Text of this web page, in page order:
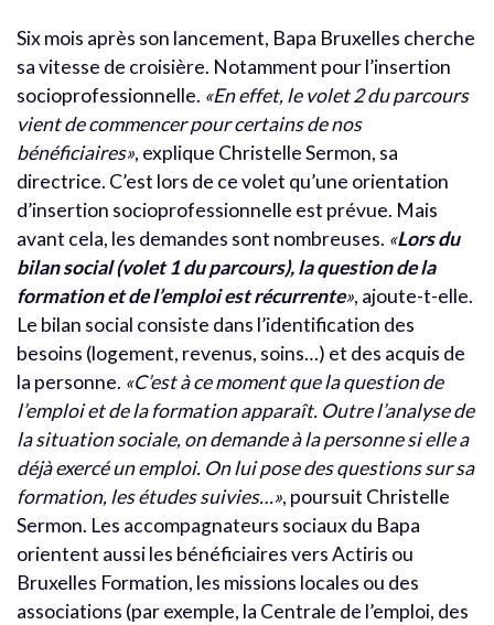
Six mois après son lancement, Bapa Bruxelles cherche
sa vitesse de croisière. Notamment pour l’insertion
socioprofessionnelle. «En effet, le volet 2 du parcours
vient de commencer pour certains de nos
bénéficiaires», explique Christelle Sermon, sa
directrice. C’est lors de ce volet qu’une orientation
d’insertion socioprofessionnelle est prévue. Mais
avant cela, les demandes sont nombreuses. «Lors du
bilan social (volet 1 du parcours), la question de la
formation et de l’emploi est récurrente», ajoute-t-elle.
Le bilan social consiste dans l’identification des
besoins (logement, revenus, soins…) et des acquis de
la personne. «C’est à ce moment que la question de
l’emploi et de la formation apparaît. Outre l’analyse de
la situation sociale, on demande à la personne si elle a
déjà exercé un emploi. On lui pose des questions sur sa
formation, les études suivies…», poursuit Christelle
Sermon. Les accompagnateurs sociaux du Bapa
orientent aussi les bénéficiaires vers Actiris ou
Bruxelles Formation, les missions locales ou des
associations (par exemple, la Centrale de l’emploi, des